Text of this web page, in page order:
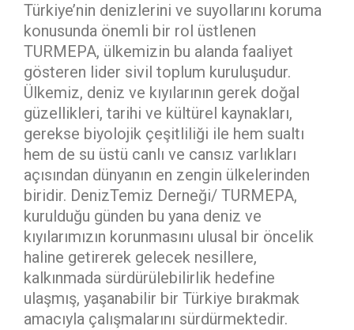
Türkiye’nin denizlerini ve suyollarını koruma
konusunda önemli bir rol üstlenen
TURMEPA, ülkemizin bu alanda faaliyet
gösteren lider sivil toplum kuruluşudur.
Ülkemiz, deniz ve kıyılarının gerek doğal
güzellikleri, tarihi ve kültürel kaynakları,
gerekse biyolojik çeşitliliği ile hem sualtı
hem de su üstü canlı ve cansız varlıkları
açısından dünyanın en zengin ülkelerinden
biridir. DenizTemiz Derneği/ TURMEPA,
kurulduğu günden bu yana deniz ve
kıyılarımızın korunmasını ulusal bir öncelik
haline getirerek gelecek nesillere,
kalkınmada sürdürülebilirlik hedefine
ulaşmış, yaşanabilir bir Türkiye bırakmak
amacıyla çalışmalarını sürdürmektedir.